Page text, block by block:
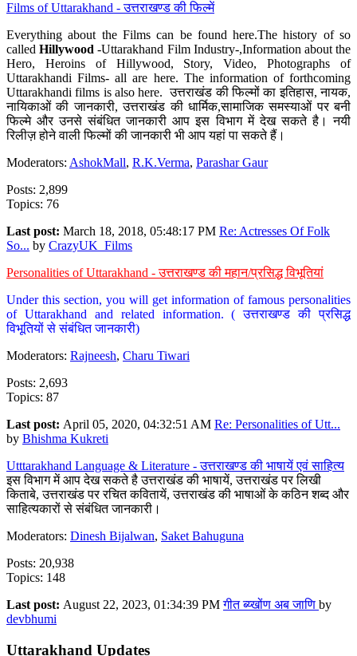
Films of Uttarakhand - उत्तराखण्ड की फिल्में
Everything about the Films can be found here.The history of so
calledHillywood-Uttarakhand Film Industry-,Information about the
Hero, Heroins of Hillywood, Story, Video, Photographs of
Uttarakhandi Films- all are here. The information of forthcoming
Uttarakhandi films is also here. उत्तराखंड की फिल्मों का इतिहास, नायक,
नायिकाओं की जानकारी, उत्तराखंड की धार्मिक,सामाजिक समस्याओं पर बनी
फिल्मे और उनसे संबंधित जानकारी आप इस विभाग में देख सकते है। नयी
रिलीज़ होने वाली फिल्मों की जानकारी भी आप यहां पा सकते हैं।
Moderators: AshokMall, R.K.Verma, Parashar Gaur
Posts: 2,899
Topics: 76
Last post: March 18, 2018, 05:48:17 PM Re: Actresses Of Folk
So... by CrazyUK_Films
Personalities of Uttarakhand - उत्तराखण्ड की महान/प्रसिद्ध विभूतियां
Under this section, you will get information of famous personalities
of Uttarakhand and related information. ( उत्तराखण्ड की प्रसिद्ध
विभूतियों से संबंधित जानकारी)
Moderators: Rajneesh, Charu Tiwari
Posts: 2,693
Topics: 87
Last post: April 05, 2020, 04:32:51 AM Re: Personalities of Utt...
by Bhishma Kukreti
Utttarakhand Language & Literature - उत्तराखण्ड की भाषायें एवं साहित्य
इस विभाग में आप देख सकते है उत्तराखंड की भाषायें, उत्तराखंड पर लिखी
किताबे, उत्तराखंड पर रचित कवितायें, उत्तराखंड की भाषाओं के कठिन शब्द और
साहित्यकारों से संबंधित जानकारी।
Moderators: Dinesh Bijalwan, Saket Bahuguna
Posts: 20,938
Topics: 148
Last post: August 22, 2023, 01:34:39 PMगीत ब्य्खोंण अब जाणि by
devbhumi
Uttarakhand Updates